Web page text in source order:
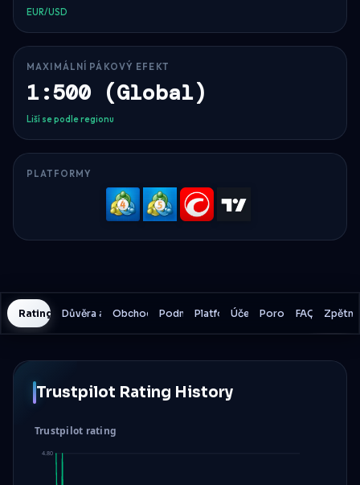
EUR/USD
MAXIMÁLNÍ PÁKOVÝ EFEKT
1:500 (Global)
Liší se podle regionu
PLATFORMY
MetaTrader
4
MetaTrader
5
cTrader
Rating HistoryDůvěra a bezpečnost
Obchodní náklady
PodmínkyPlatformy
Účet Porovnání
FAQ
Trustpilot Rating History
Trustpilot rating
4.80